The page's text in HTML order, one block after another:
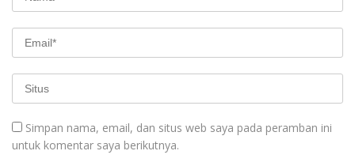
Simpan nama, email, dan situs web saya pada peramban ini
untuk komentar saya berikutnya.